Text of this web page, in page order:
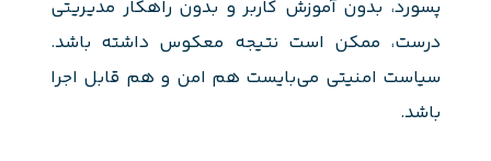
پسورد، بدون آموزش کاربر و بدون راهکار مدیریتی
درست، ممکن است نتیجه معکوس داشته باشد.
سیاست امنیتی می‌بایست هم امن و هم قابل اجرا
باشد.